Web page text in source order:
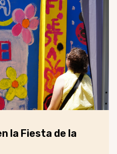
la Fiesta de la